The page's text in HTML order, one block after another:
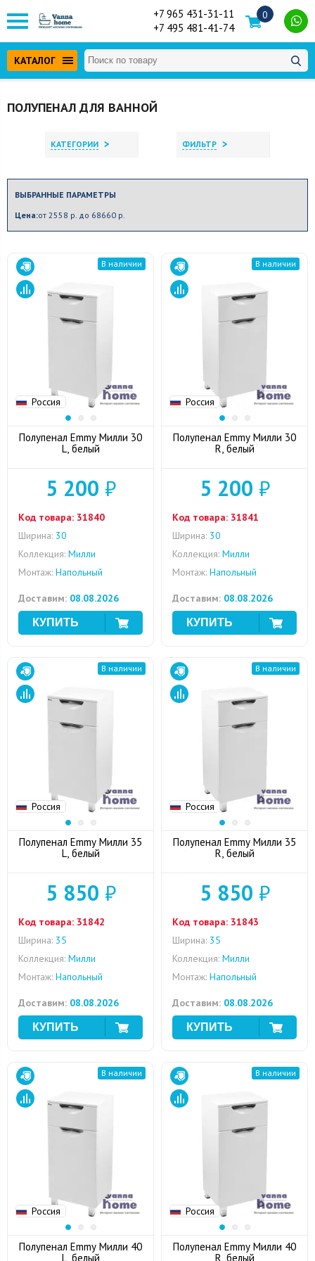
+7 965 431-31-11
+7 495 481-41-74
0
КАТАЛОГ
ПОЛУПЕНАЛ ДЛЯ ВАННОЙ
КАТЕГОРИИ > ФИЛЬТР >
ВЫБРАННЫЕ ПАРАМЕТРЫ
Цена:от 2558 р. до 68660 р.
Россия
В наличии
Полупенал Emmy Милли 30
L, белый
5 200 ₽
Код товара: 31840
Ширина: 30
Коллекция: Милли
Монтаж: Напольный
Доставим: 08.08.2026
Россия
В наличии
Полупенал Emmy Милли 30
R, белый
5 200 ₽
Код товара: 31841
Ширина: 30
Коллекция: Милли
Монтаж: Напольный
Доставим: 08.08.2026
Россия
В наличии
Полупенал Emmy Милли 35
L, белый
5 850 ₽
Код товара: 31842
Ширина: 35
Коллекция: Милли
Монтаж: Напольный
Доставим: 08.08.2026
Россия
В наличии
Полупенал Emmy Милли 35
R, белый
5 850 ₽
Код товара: 31843
Ширина: 35
Коллекция: Милли
Монтаж: Напольный
Доставим: 08.08.2026
Россия
В наличии
Полупенал Emmy Милли 40
L, белый
Россия
В наличии
Полупенал Emmy Милли 40
R, белый